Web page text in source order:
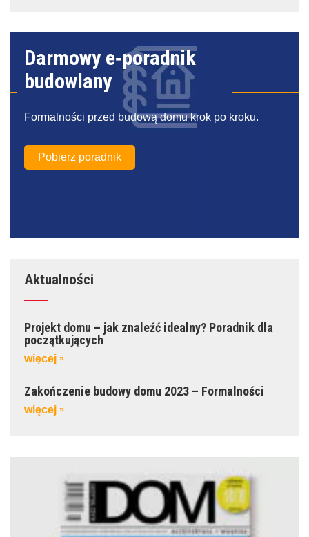
Darmowy e‑poradnik
budowlany
Formalności przed budową domu krok po kroku.
Pobierz poradnik
Aktualności
Projekt domu – jak znaleźć idealny? Poradnik dla
początkujących
więcej »
Zakończenie budowy domu 2023 – Formalności
więcej »